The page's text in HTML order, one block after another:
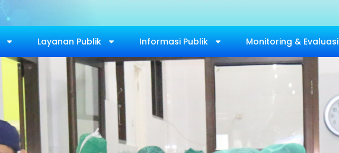
Layanan Publik Informasi Publik Monitoring & Evaluasi